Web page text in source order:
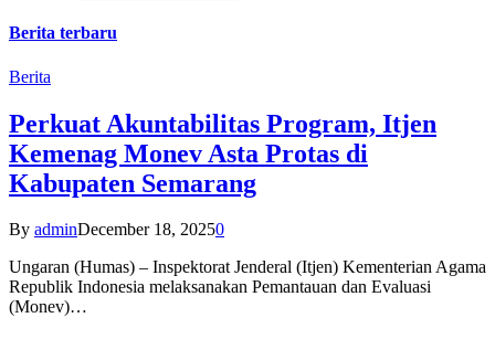
Berita terbaru
Berita
Perkuat Akuntabilitas Program, Itjen
Kemenag Monev Asta Protas di
Kabupaten Semarang
By adminDecember 18, 20250
Ungaran (Humas) – Inspektorat Jenderal (Itjen) Kementerian Agama
Republik Indonesia melaksanakan Pemantauan dan Evaluasi
(Monev)…